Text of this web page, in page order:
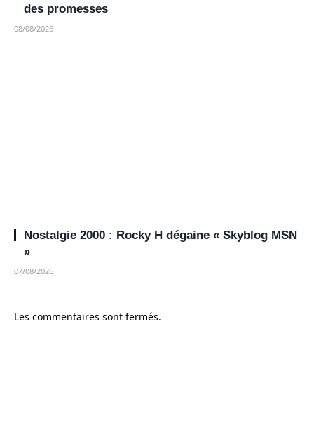
des promesses
08/08/2026
Nostalgie 2000 : Rocky H dégaine « Skyblog MSN
»
07/08/2026
Les commentaires sont fermés.